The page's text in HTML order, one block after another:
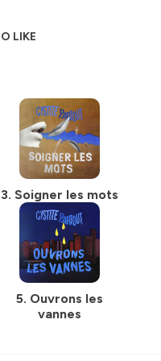
LIKE
3. Soigner les mots
5. Ouvrons les
vannes